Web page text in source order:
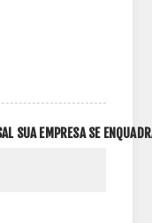
SUA EMPRESA SE